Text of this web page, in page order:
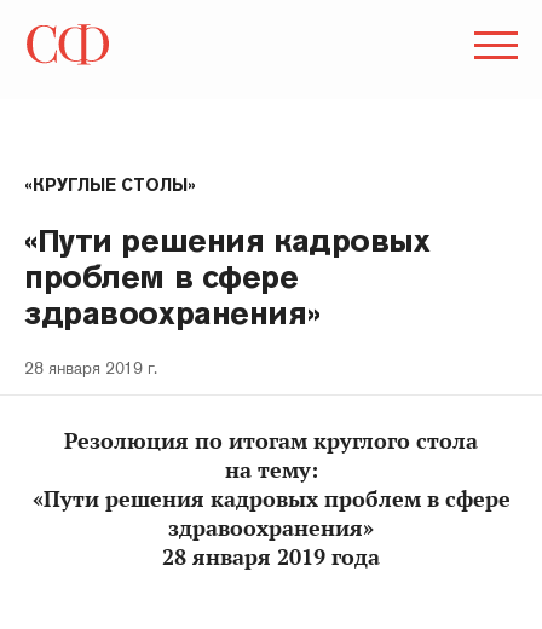
«КРУГЛЫЕ СТОЛЫ»
«Пути решения кадровых
проблем в сфере
здравоохранения»
28 января 2019 г.
Резолюция по итогам круглого стола
на тему:
«Пути решения кадровых проблем в сфере
здравоохранения»
28 января 2019 года